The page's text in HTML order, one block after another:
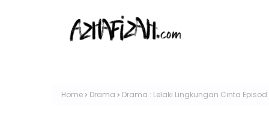
Home Drama Drama : Lelaki Lingkungan Cinta Episod